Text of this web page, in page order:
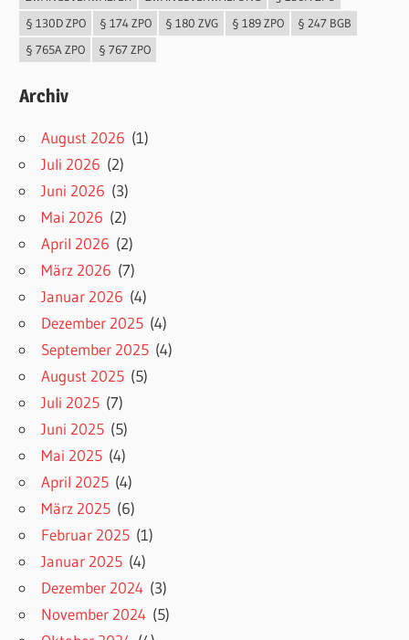
§ 130D ZPO
§ 174 ZPO § 180 ZVG § 189 ZPO
§ 247 BGB
§ 765A ZPO
§ 767 ZPO
Archiv
August 2026 (1)
Juli 2026 (2)
Juni 2026 (3)
Mai 2026 (2)
April 2026 (2)
März 2026 (7)
Januar 2026 (4)
Dezember 2025 (4)
September 2025 (4)
August 2025 (5)
Juli 2025 (7)
Juni 2025 (5)
Mai 2025 (4)
April 2025 (4)
März 2025 (6)
Februar 2025 (1)
Januar 2025 (4)
Dezember 2024 (3)
November 2024 (5)